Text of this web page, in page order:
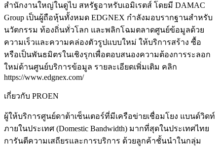
สำนักงานใหญ่ในดูไบ สหรัฐอาหรับเอมิเรตส์ โดยมี DAMAC
Group เป็นผู้ถือหุ้นทั้งหมด EDGNEX กำลังมอบรากฐานสำหรับ
นวัตกรรม ท้องถิ่นทั่วโลก และพลิกโฉมตลาดศูนย์ข้อมูลด้วย
ความเร็วและความคล่องตัวรูปแบบใหม่ ให้บริการสร้าง ซื้อ
หรือเป็นพันธมิตรในเชิงรุกเพื่อตอบสนองความต้องการระลอก
ใหม่ด้านศูนย์บริการข้อมูล รายละเอียดเพิ่มเติม คลิก
https://www.edgnex.com/
เกี่ยวกับ PROEN
ผู้ให้บริการศูนย์ดาต้าเซ็นเตอร์ที่มีเครือข่ายเชื่อมโยง แบนด์วิดท์
ภายในประเทศ (Domestic Bandwidth) มากที่สุดในประเทศไทย
การันตีความเสถียรและการบริการ ด้วยลูกค้าชั้นนำในกลุ่ม